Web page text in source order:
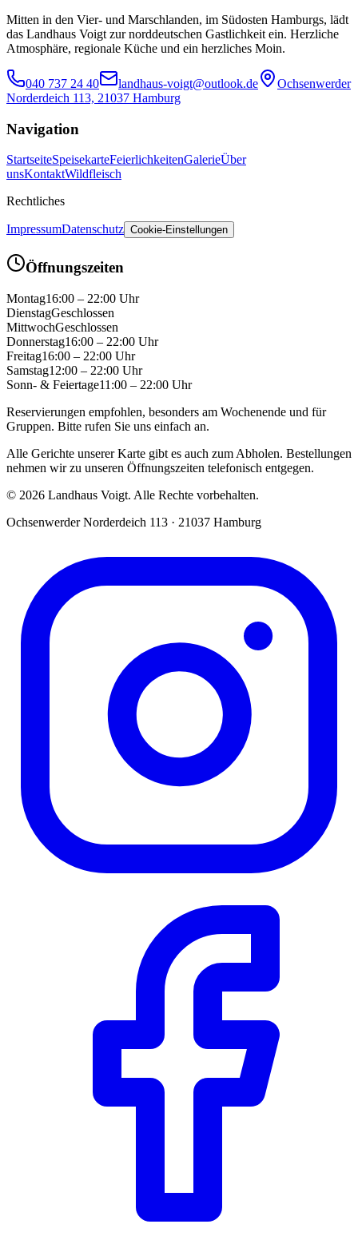
Mitten in den Vier- und Marschlanden, im Südosten Hamburgs, lädt
das Landhaus Voigt zur norddeutschen Gastlichkeit ein. Herzliche
Atmosphäre, regionale Küche und ein herzliches Moin.
040 737 24 40 landhaus-voigt@outlook.de
Ochsenwerder
Norderdeich 113, 21037 Hamburg
Navigation
StartseiteSpeisekarteFeierlichkeitenGalerieÜber
unsKontaktWildfleisch
Rechtliches
ImpressumDatenschutz Cookie-Einstellungen
Öffnungszeiten
Montag16:00 – 22:00 Uhr
DienstagGeschlossen
MittwochGeschlossen
Donnerstag16:00 – 22:00 Uhr
Freitag16:00 – 22:00 Uhr
Samstag12:00 – 22:00 Uhr
Sonn- & Feiertage11:00 – 22:00 Uhr
Reservierungen empfohlen, besonders am Wochenende und für
Gruppen. Bitte rufen Sie uns einfach an.
Alle Gerichte unserer Karte gibt es auch zum Abholen. Bestellungen
nehmen wir zu unseren Öffnungszeiten telefonisch entgegen.
© 2026 Landhaus Voigt. Alle Rechte vorbehalten.
Ochsenwerder Norderdeich 113 · 21037 Hamburg